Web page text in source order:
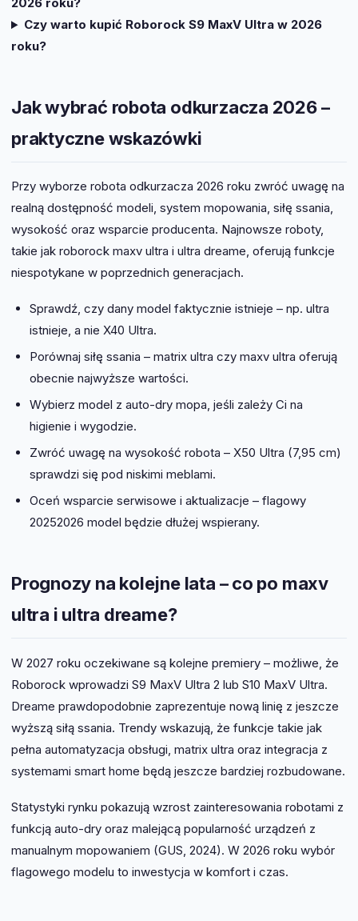
Czy warto kupić Roborock S9 MaxV Ultra w 2026
roku?
Jak wybrać robota odkurzacza 2026 –
praktyczne wskazówki
Przy wyborze robota odkurzacza 2026 roku zwróć uwagę na
realną dostępność modeli, system mopowania, siłę ssania,
wysokość oraz wsparcie producenta. Najnowsze roboty,
takie jak roborock maxv ultra i ultra dreame, oferują funkcje
niespotykane w poprzednich generacjach.
Sprawdź, czy dany model faktycznie istnieje – np. ultra
istnieje, a nie X40 Ultra.
Porównaj siłę ssania – matrix ultra czy maxv ultra oferują
obecnie najwyższe wartości.
Wybierz model z auto-dry mopa, jeśli zależy Ci na
higienie i wygodzie.
Zwróć uwagę na wysokość robota – X50 Ultra (7,95 cm)
sprawdzi się pod niskimi meblami.
Oceń wsparcie serwisowe i aktualizacje – flagowy
20252026 model będzie dłużej wspierany.
Prognozy na kolejne lata – co po maxv
ultra i ultra dreame?
W 2027 roku oczekiwane są kolejne premiery – możliwe, że
Roborock wprowadzi S9 MaxV Ultra 2 lub S10 MaxV Ultra.
Dreame prawdopodobnie zaprezentuje nową linię z jeszcze
wyższą siłą ssania. Trendy wskazują, że funkcje takie jak
pełna automatyzacja obsługi, matrix ultra oraz integracja z
systemami smart home będą jeszcze bardziej rozbudowane.
Statystyki rynku pokazują wzrost zainteresowania robotami z
funkcją auto-dry oraz malejącą popularność urządzeń z
manualnym mopowaniem (GUS, 2024). W 2026 roku wybór
flagowego modelu to inwestycja w komfort i czas.